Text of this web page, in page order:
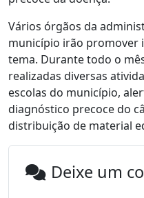
Vários órgãos da
município irão promover
tema. Durante todo o
realizadas diversas
escolas do município,
diagnóstico precoce do
distribuição de material
Deixe um